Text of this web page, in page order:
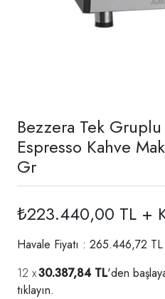
Bezzera Tek
Espresso Kahve
Gr
₺223.440,00 TL +
Havale Fiyatı : 265.446,72 TL
30.387,84 TL'den
tıklayın.